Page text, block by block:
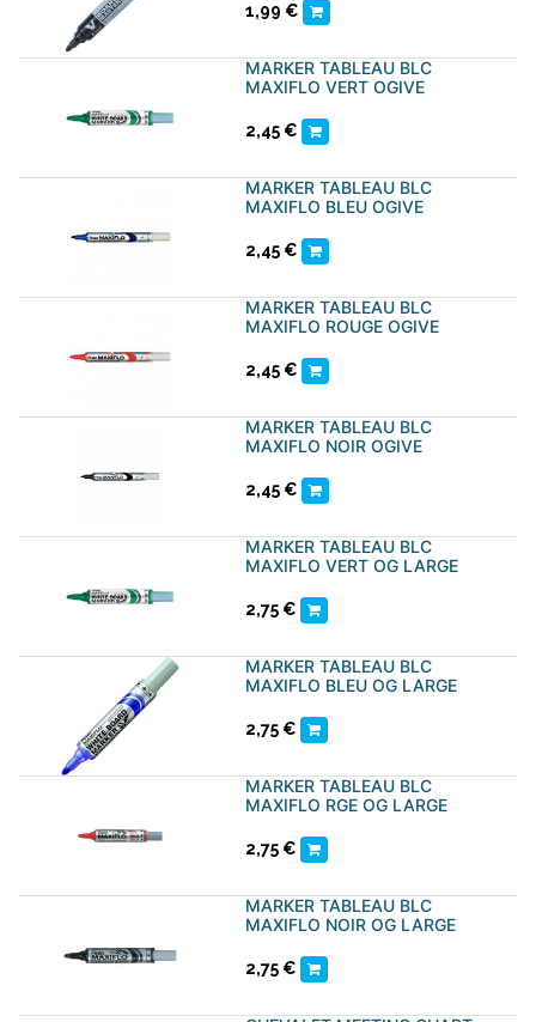
1,99 €
MARKER TABLEAU BLC
MAXIFLO VERT OGIVE
2,45 €
MARKER TABLEAU BLC
MAXIFLO BLEU OGIVE
2,45 €
MARKER TABLEAU BLC
MAXIFLO ROUGE OGIVE
2,45 €
MARKER TABLEAU BLC
MAXIFLO NOIR OGIVE
2,45 €
MARKER TABLEAU BLC
MAXIFLO VERT OG LARGE
2,75 €
MARKER TABLEAU BLC
MAXIFLO BLEU OG LARGE
2,75 €
MARKER TABLEAU BLC
MAXIFLO RGE OG LARGE
2,75 €
MARKER TABLEAU BLC
MAXIFLO NOIR OG LARGE
2,75 €